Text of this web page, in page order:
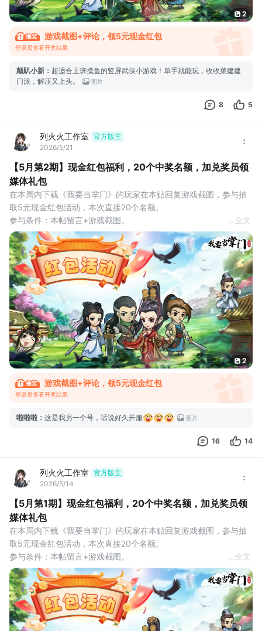
2
游戏截图+评论，领5元现金红包
登录后查看开奖结果
颠趴小新 ： 超适合上班摸鱼的竖屏武侠小游戏！单手就能玩，收收菜建建
门派，解压又上头。
图片
8 5
列火火工作室 官方版主
2026/5/21
【5月第2期】现金红包福利，20个中奖名额，加兑奖员领
媒体礼包
在本周内下载《我要当掌门》的玩家在本贴回复游戏截图，参与抽
取5元现金红包活动，本次直接20个名额。
参与条件：本帖留言+游戏截图。
互动奖励：评论区抽取20名观众，获得5元现金红包奖励。
活动时间：2026年5月21日-5月27日
开奖时间：5月27日24点
领取方式：系统自动抽奖，中奖后请及时联系兑奖员。
活动说明：
1.每个tap账号只能领取1次奖励，已领取过可换号参与。
2.每个tap用户只
全文
2
游戏截图+评论，领5元现金红包
登录后查看开奖结果
啦啦啦 ： 这是我另一个号，话说好久开服 图片
16 14
列火火工作室 官方版主
2026/5/14
【5月第1期】现金红包福利，20个中奖名额，加兑奖员领
媒体礼包
在本周内下载《我要当掌门》的玩家在本贴回复游戏截图，参与抽
取5元现金红包活动，本次直接20个名额。
参与条件：本帖留言+游戏截图。
互动奖励：评论区抽取20名观众，获得5元现金红包奖励。
活动时间：2026年5月14日-5月20日
开奖时间：5月20日24点
领取方式：系统自动抽奖，中奖后请及时联系兑奖员。
活动说明：
全文